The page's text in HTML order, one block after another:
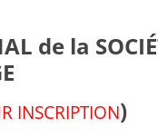
de la
INSCRIPTION)